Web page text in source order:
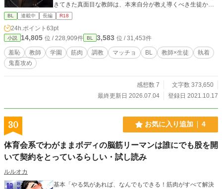
きてきた真面目な教師は、本来自分が教え導くべき生徒から
快楽の歓びを教えられ、その逆転した立場に思い悩む。 拒も
うとするも一度快楽を知ってしまった青年教師の若く鍛えら
れた美しい肉体はすぐ燃えさかり、筋肉は軋む音を立て、顔
を恥辱に歪めながら、教師が必死で押さえ込もうとするも漏
れ出てしまう身体の歓びの喘ぎは、時に野太い悲鳴に似た雄
叫びに変わり、校内に響く。 一夜の物語とそれぞれの過去の
BL 連載中 長編 R18
24h.ポイント 63pt
小説 14,805 位 / 228,909件 BL 3,583 位 / 31,453件
羞恥 教師 学園 筋肉 調教 マッチョ BL 教師×生徒
執着
鬼畜攻め
感想数 7
文字数 373,650
最終更新日 2026.07.04
登録日 2021.10.17
30 お気に入り追加 4
体育会系でわがままボディの脳筋リーマンは誰にでも股を開
いて契約をとっているらしい・試し読み
ルルオカ
基本「やる気があれば、なんでもできる！筋肉がすべて解決